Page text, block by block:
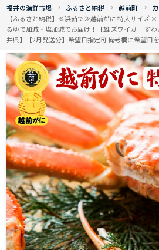
ッ福井の海鮮市場 ふるさと納税 越前町
【ふるさと納税】≪浜茹で≫越前がに 特大サイズ
るゆで加減・塩加減でお届け！【雄 ズワイガニ ず
井県】【2月発送分】希望日指定可 備考欄に希望日